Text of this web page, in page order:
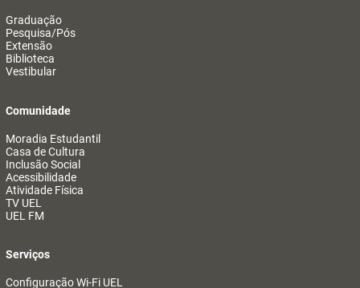
Graduação
Pesquisa/Pós
Extensão
Biblioteca
Vestibular
Comunidade
Moradia Estudantil
Casa de Cultura
Inclusão Social
Acessibilidade
Atividade Física
TV UEL
UEL FM
Serviços
Configuração Wi-Fi UEL